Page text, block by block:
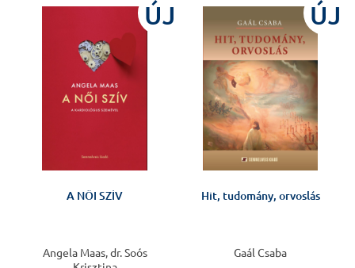
ÚJ
A NŐI SZÍV
Angela Maas, dr. Soós
ÚJ
Hit, tudomány, orvoslás
Gaál Csaba